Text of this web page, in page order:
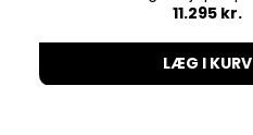
11.295 kr.
LÆG I KURV